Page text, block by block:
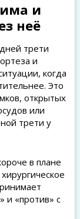
и
неё
трети
и
когда
Это
открытых
или
трети у
в плане
и «против» с